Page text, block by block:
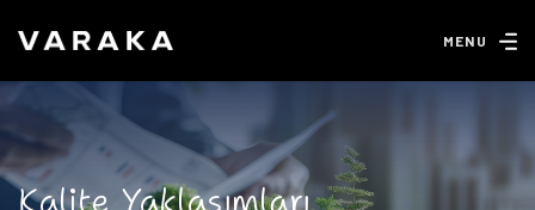
MENU
Kalite Yaklaşımları